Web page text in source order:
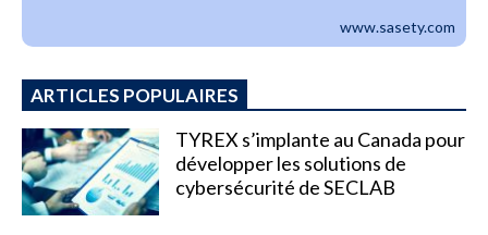
www.sasety.com
ARTICLES POPULAIRES
TYREX s’implante au Canada pour
développer les solutions de
cybersécurité de SECLAB